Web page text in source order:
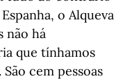
o Alqueva
não há
que tínhamos
cem pessoas